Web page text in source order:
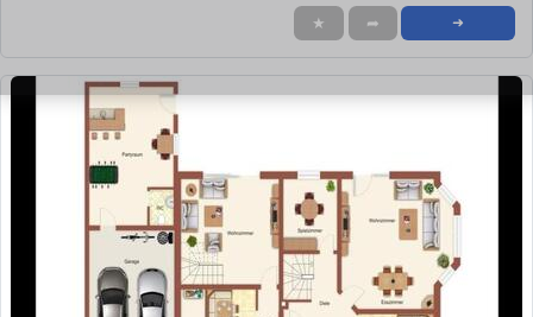
★ ➦ ➜